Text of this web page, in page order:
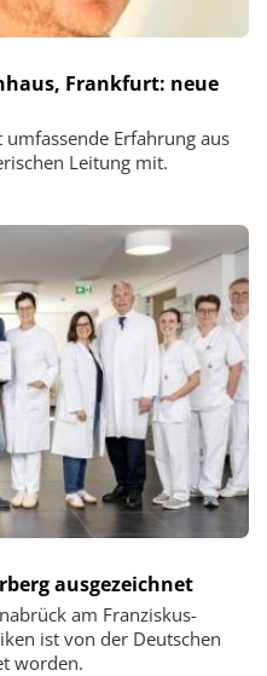
Frankfurt: neue
Erfahrung aus
Leitung mit.
ausgezeichnet
am Franziskus-
ist von der Deutschen
worden.